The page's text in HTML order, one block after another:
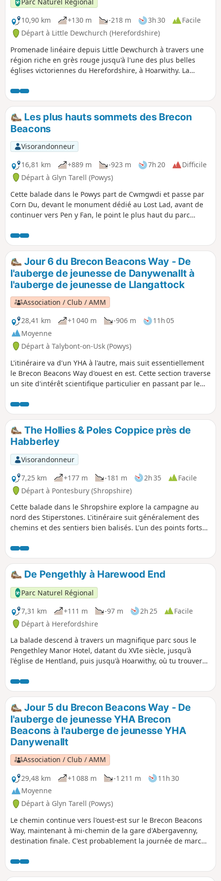
10,90 km
+130 m -218 m 3h 30
Facile
Départ à Little Dewchurch (Herefordshire)
Promenade linéaire depuis Little Dewchurch à travers une
région riche en grès rouge jusqu'à l'une des plus belles
églises victoriennes du Herefordshire, à Hoarwithy. La
Bridge, puis continue vers Upper Grove Common et enfin à
travers champs jusqu'à Peterstow. Le parcours se fait
principalement sur des sentiers avec quelques chemins de
campagne.
Les plus hauts sommets des Brecon
Beacons
Visorandonneur
16,81 km
+889 m -923 m 7h 20
Difficile
Départ à Glyn Tarell (Powys)
Cette balade dans le Powys part de Cwmgwdi et passe par
Corn Du, devant le monument dédié au Lost Lad, avant de
continuer vers Pen y Fan, le point le plus haut du parc
sommets de Cribyn et Fan y Big avant de revenir au point
de départ par le versant ouest de Cwm Cynwyn.
Jour 6 du Brecon Beacons Way - De
l'auberge de jeunesse de Danywenallt à
l'auberge de jeunesse de Llangattock
Association / Club / AMM
28,41 km
+1 040 m -906 m
11h 05
Moyenne
Départ à Talybont-on-Usk (Powys)
L'itinéraire va d'un YHA à l'autre, mais suit essentiellement
le Brecon Beacons Way d'ouest en est. Cette section traverse
un site d'intérêt scientifique particulier en passant par le
c'est l'un des rares lacs naturellement eutrophes du Pays de
Galles et il revêt une importance nationale, voire
internationale.
The Hollies & Poles Coppice près de
Habberley
Visorandonneur
7,25 km
+177 m -181 m 2h 35
Facile
Départ à Pontesbury (Shropshire)
Cette balade dans le Shropshire explore la campagne au
nord des Stiperstones. L'itinéraire suit généralement des
chemins et des sentiers bien balisés. L'un des points forts
qui abrite certains des plus vieux houx du Royaume-Uni,
dont certains ont plus de 400 ans.
De Pengethly à Harewood End
Parc Naturel Régional
7,31 km
+111 m -97 m 2h 25
Facile
Départ à Herefordshire
La balade descend à travers un magnifique parc sous le
Pengethley Manor Hotel, datant du XVIe siècle, jusqu'à
l'église de Hentland, puis jusqu'à Hoarwithy, où tu trouveras
Jour 5 du Brecon Beacons Way - De
l'auberge de jeunesse YHA Brecon
Beacons à l'auberge de jeunesse YHA
Danywenallt
Association / Club / AMM
29,48 km
+1 088 m -1 211 m
11h 30
Moyenne
Départ à Glyn Tarell (Powys)
Le chemin continue vers l'ouest-est sur le Brecon Beacons
Way, maintenant à mi-chemin de la gare d'Abergavenny,
destination finale. C'est probablement la journée de marche
par Corn Du et Pen y Fan. Mais par temps clair, la vue est
incroyable.